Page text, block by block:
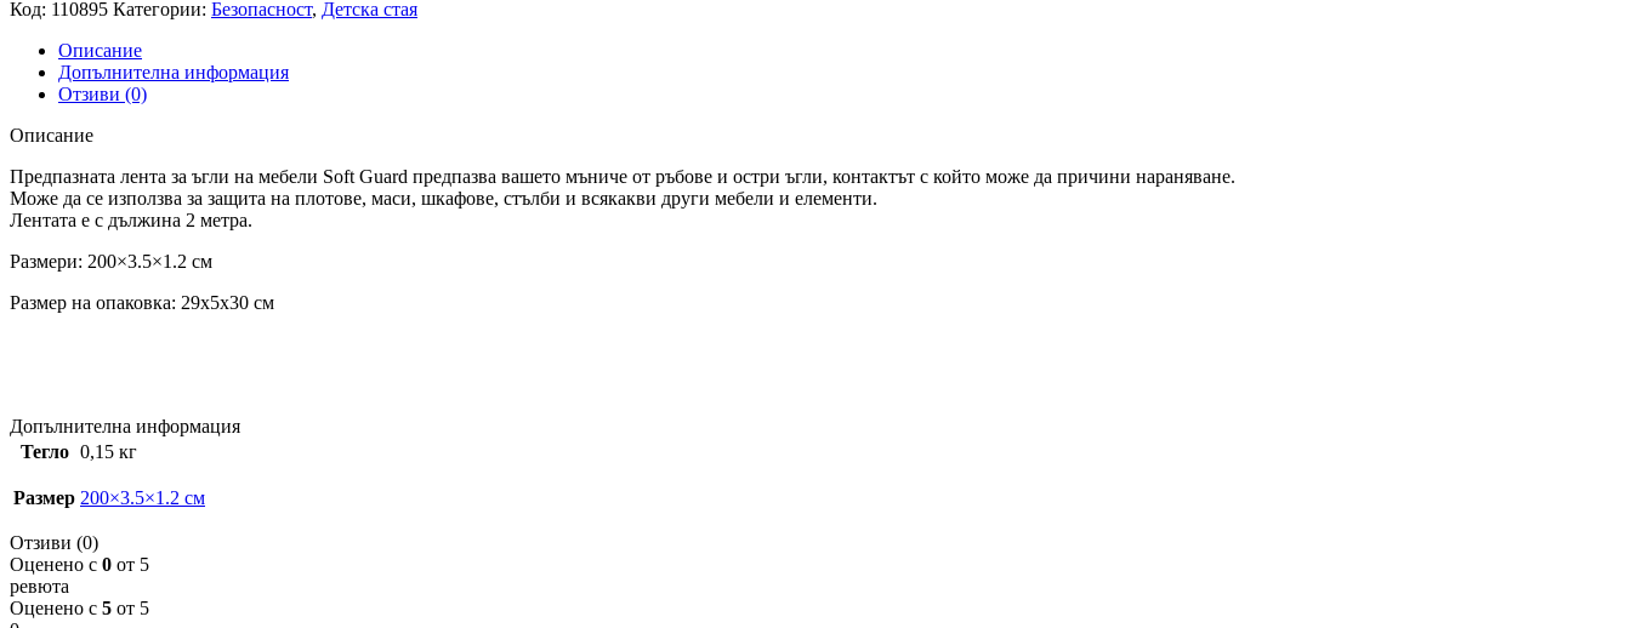
Код: 110895 Категории: Безопасност, Детска стая
Описание
Допълнителна информация
Отзиви (0)
Описание
Предпазната лента за ъгли на мебели Soft Guard предпазва вашето мъниче от ръбове и остри ъгли, контактът с който може да причини нараняване.
Може да се използва за защита на плотове, маси, шкафове, стълби и всякакви други мебели и елементи.
Лентата е с дължина 2 метра.
Размери: 200×3.5×1.2 см
Размер на опаковка: 29x5x30 см
Допълнителна информация
Тегло 0,15 кг
Размер 200×3.5×1.2 см
Отзиви (0)
Оценено с 0 от 5
ревюта
Оценено с 5 от 5